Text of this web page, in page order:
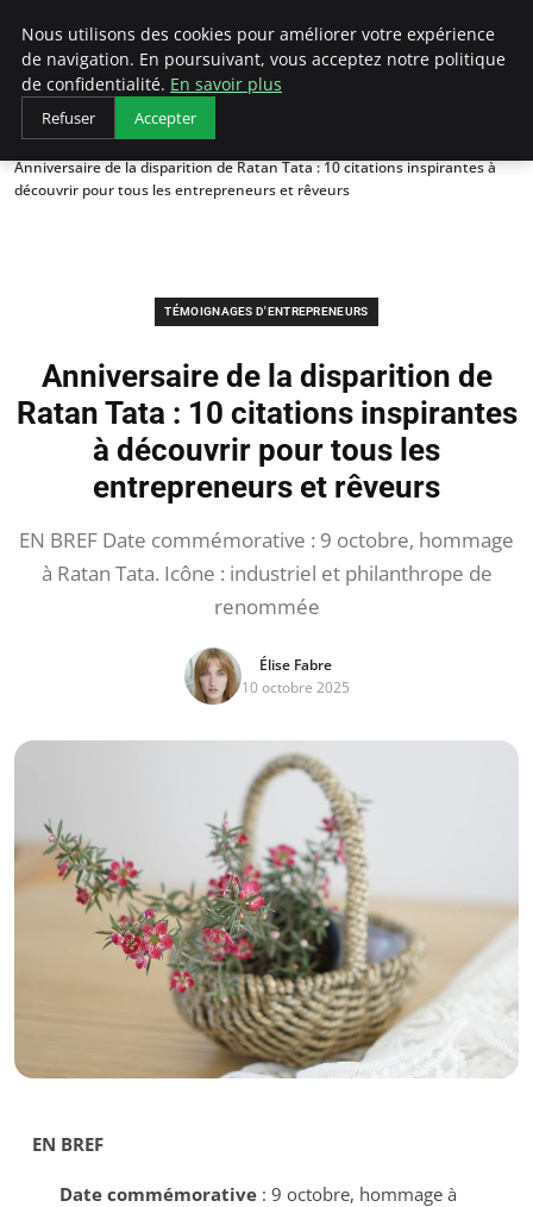
LECFCM
Accueil
Témoignages d'entrepreneurs
Anniversaire de la disparition de Ratan Tata : 10 citations inspirantes à
découvrir pour tous les entrepreneurs et rêveurs
TÉMOIGNAGES D'ENTREPRENEURS
Anniversaire de la disparition de
Ratan Tata : 10 citations inspirantes
à découvrir pour tous les
entrepreneurs et rêveurs
EN BREF Date commémorative : 9 octobre, hommage
à Ratan Tata. Icône : industriel et philanthrope de
renommée
Élise Fabre
10 octobre 2025
EN BREF
Date commémorative: 9 octobre, hommage à
Nous utilisons des cookies pour améliorer votre expérience
de navigation. En poursuivant, vous acceptez notre politique
de confidentialité. En savoir plus
Refuser Accepter